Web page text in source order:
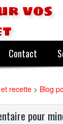
vos
Contact
recette > Blog
pour